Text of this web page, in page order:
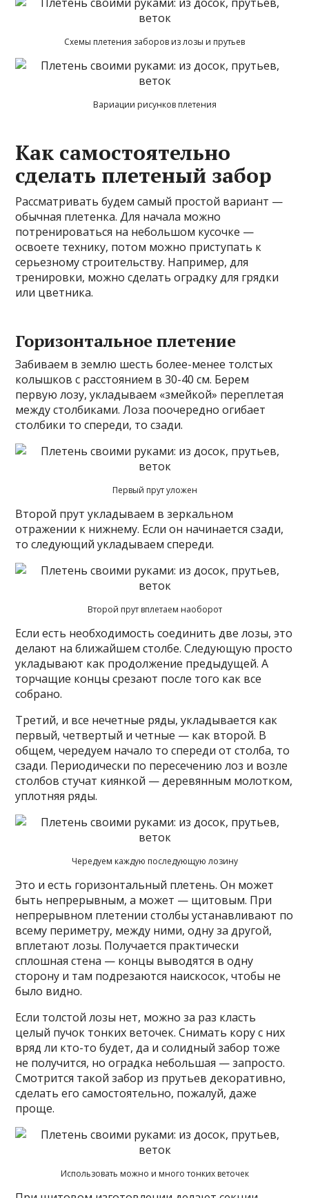
Схемы плетения заборов из лозы и прутьев
Вариации рисунков плетения
Как самостоятельно
сделать плетеный забор
Рассматривать будем самый простой вариант —
обычная плетенка. Для начала можно
потренироваться на небольшом кусочке —
освоете технику, потом можно приступать к
серьезному строительству. Например, для
тренировки, можно сделать оградку для грядки
или цветника.
Горизонтальное плетение
Забиваем в землю шесть более-менее толстых
колышков с расстоянием в 30-40 см. Берем
первую лозу, укладываем «змейкой» переплетая
между столбиками. Лоза поочередно огибает
столбики то спереди, то сзади.
Первый прут уложен
Второй прут укладываем в зеркальном
отражении к нижнему. Если он начинается сзади,
то следующий укладываем спереди.
Второй прут вплетаем наоборот
Если есть необходимость соединить две лозы, это
делают на ближайшем столбе. Следующую просто
укладывают как продолжение предыдущей. А
торчащие концы срезают после того как все
собрано.
Третий, и все нечетные ряды, укладывается как
первый, четвертый и четные — как второй. В
общем, чередуем начало то спереди от столба, то
сзади. Периодически по пересечению лоз и возле
столбов стучат киянкой — деревянным молотком,
уплотняя ряды.
Чередуем каждую последующую лозину
Это и есть горизонтальный плетень. Он может
быть непрерывным, а может — щитовым. При
непрерывном плетении столбы устанавливают по
всему периметру, между ними, одну за другой,
вплетают лозы. Получается практически
сплошная стена — концы выводятся в одну
сторону и там подрезаются наискосок, чтобы не
было видно.
Если толстой лозы нет, можно за раз класть
целый пучок тонких веточек. Снимать кору с них
вряд ли кто-то будет, да и солидный забор тоже
не получится, но оградка небольшая — запросто.
Смотрится такой забор из прутьев декоративно,
сделать его самостоятельно, пожалуй, даже
проще.
Использовать можно и много тонких веточек